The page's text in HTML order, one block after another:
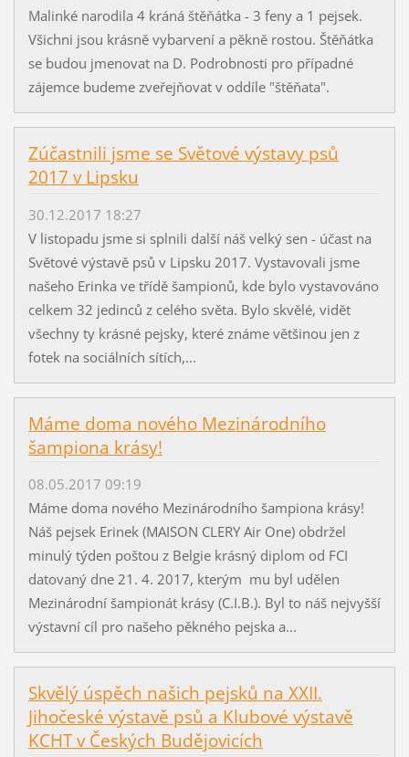
Malinké narodila 4 kráná štěňátka - 3 feny a 1 pejsek.
Všichni jsou krásně vybarvení a pěkně rostou. Štěňátka
se budou jmenovat na D. Podrobnosti pro případné
zájemce budeme zveřejňovat v oddíle "štěňata".
Zúčastnili jsme se Světové výstavy psů
2017 v Lipsku
30.12.2017 18:27
V listopadu jsme si splnili další náš velký sen - účast na
Světové výstavě psů v Lipsku 2017. Vystavovali jsme
našeho Erinka ve třídě šampionů, kde bylo vystavováno
celkem 32 jedinců z celého světa. Bylo skvělé, vidět
všechny ty krásné pejsky, které známe většinou jen z
fotek na sociálních sítích,...
Máme doma nového Mezinárodního
šampiona krásy!
08.05.2017 09:19
Máme doma nového Mezinárodního šampiona krásy!
Náš pejsek Erinek (MAISON CLERY Air One) obdržel
minulý týden poštou z Belgie krásný diplom od FCI
datovaný dne 21. 4. 2017, kterým mu byl udělen
Mezinárodní šampionát krásy (C.I.B.). Byl to náš nejvyšší
výstavní cíl pro našeho pěkného pejska a...
Skvělý úspěch našich pejsků na XXII.
Jihočeské výstavě psů a Klubové výstavě
KCHT v Českých Budějovicích